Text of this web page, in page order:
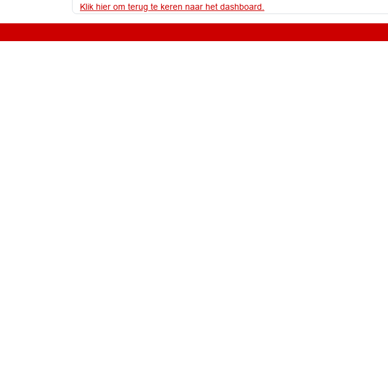
Klik hier om terug te keren naar het dashboard.